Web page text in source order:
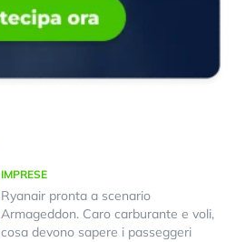
IMPRESE
Ryanair pronta a scenario
Armageddon. Caro carburante e voli,
cosa devono sapere i passeggeri